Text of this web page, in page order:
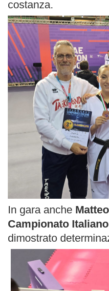
costanza.
In gara anche
Campionato
dimostrato